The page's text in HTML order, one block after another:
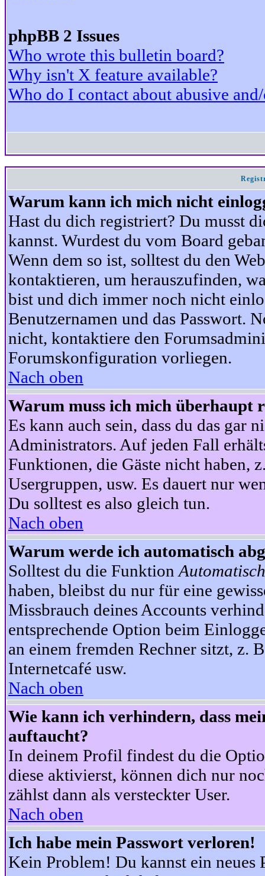
phpBB 2 Issues
Who wrote this bulletin board?
Why isn't X feature available?
Who do I contact about abusive
Warum kann ich mich nicht
Hast du dich registriert? Du musst
kannst. Wurdest du vom Board
Wenn dem so ist, solltest du den
kontaktieren, um herauszufinden,
bist und dich immer noch nicht
Benutzernamen und das Passwort.
nicht, kontaktiere den
Forumskonfiguration vorliegen.
Nach oben
Warum muss ich mich überhaupt
Es kann auch sein, dass du das gar
Administrators. Auf jeden Fall
Funktionen, die Gäste nicht haben,
Usergruppen, usw. Es dauert nur
Du solltest es also gleich tun.
Nach oben
Warum werde ich automatisch
Solltest du die Funktion
haben, bleibst du nur für eine
Missbrauch deines Accounts
entsprechende Option beim
an einem fremden Rechner sitzt, z.
Internetcafé usw.
Nach oben
Wie kann ich verhindern, dass
auftaucht?
In deinem Profil findest du die
diese aktivierst, können dich nur
zählst dann als versteckter User.
Nach oben
Ich habe mein Passwort verloren!
Kein Problem! Du kannst ein neues